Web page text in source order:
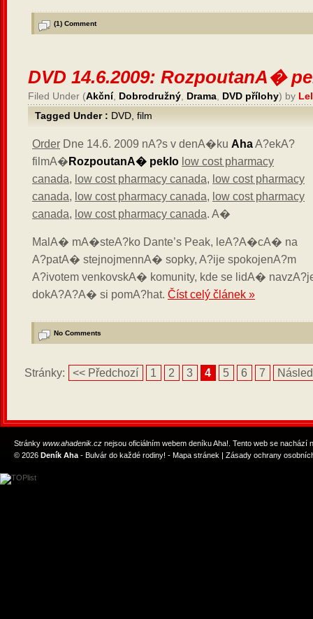
(1) Comment
DVD 14.6.2009: RozpoutanA�
Filed Under (Akční, Dobrodružný Drama DVD přílohy) by
Tagged Under : DVD film
Order Dne 14.6. 2009 nA?s v denA�ku AhaA?ekA?
filmA� RozpoutanA� peklo low cost pharmacy
canada, low cost pharmacy canada, low cost pharmacy
canada, low cost pharmacy canada, low cost pharmacy
canada, low cost pharmacy canada. A�
MalA� mA�steA?ko Dante’s Peak, leA?A�cA� na
A?patA� stejnojmennA� sopky, A?ije spokojenA?m
A?ivotem venkovskA� komunity, kde se lidA�
dokA?A?A� si pomA?hat. Číst celý článek »
No Comments
Stránky: << Předchozí 1 2 3 4 5 6 7
Stránky www.ahadenik.cz nejsou oficiálním webem deníku Aha!. Tento web se nachází
© 2026 Deník Aha - Bulvár do každé rodiny! - Mapa stránek Zásady ochrany